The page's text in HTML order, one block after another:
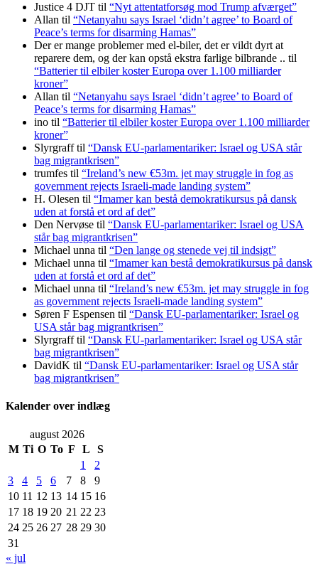
Justice 4 DJT til “Nyt attentatforsøg mod Trump afværget”
Allan til “Netanyahu says Israel ‘didn’t agree’ to Board of
Peace’s terms for disarming Hamas”
Der er mange problemer med el-biler, det er vildt dyrt at
reparere dem, og der kan opstå ekstra farlige bilbrande .. til
“Batterier til elbiler koster Europa over 1.100 milliarder
kroner”
Allan til “Netanyahu says Israel ‘didn’t agree’ to Board of
Peace’s terms for disarming Hamas”
ino til “Batterier til elbiler koster Europa over 1.100 milliarder
kroner”
Slyrgrafftil “Dansk EU-parlamentariker: Israel og USA står
bag migrantkrisen”
trumfes til “Ireland’s new €53m. jet may struggle in fog as
government rejects Israeli-made landing system”
H. Olesen til “Imamer kan bestå demokratikursus på dansk
uden at forstå et ord af det”
Den Nervøse til “Dansk EU-parlamentariker: Israel og USA
står bag migrantkrisen”
Michael unna til “Den lange og stenede vej til indsigt”
Michael unna til “Imamer kan bestå demokratikursus på dansk
uden at forstå et ord af det”
Michael unna til “Ireland’s new €53m. jet may struggle in fog
as government rejects Israeli-made landing system”
Søren F Espensen til “Dansk EU-parlamentariker: Israel og
USA står bag migrantkrisen”
Slyrgrafftil “Dansk EU-parlamentariker: Israel og USA står
bag migrantkrisen”
DavidK til “Dansk EU-parlamentariker: Israel og USA står
bag migrantkrisen”
Kalender over indlæg
august 2026
M Ti O To F L
S
1
2
3
4 5 6 7 8
9
10 11 12 13 14 15 16
17 18 19 20 21 22 23
24 25 26 27 28 29 30
31
« jul